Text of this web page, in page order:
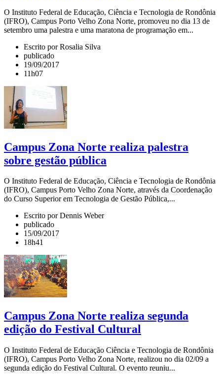
O Instituto Federal de Educação, Ciência e Tecnologia de Rondônia
(IFRO), Campus Porto Velho Zona Norte, promoveu no dia 13 de
setembro uma palestra e uma maratona de programação em...
Escrito por Rosalia Silva
publicado
19/09/2017
11h07
Campus Zona Norte realiza palestra
sobre gestão pública
O Instituto Federal de Educação, Ciência e Tecnologia de Rondônia
(IFRO), Campus Porto Velho Zona Norte, através da Coordenação
do Curso Superior em Tecnologia de Gestão Pública,...
Escrito por Dennis Weber
publicado
15/09/2017
18h41
Campus Zona Norte realiza segunda
edição do Festival Cultural
O Instituto Federal de Educação Ciência e Tecnologia de Rondônia
(IFRO), Campus Porto Velho Zona Norte, realizou no dia 02/09 a
segunda edição do Festival Cultural. O evento reuniu...